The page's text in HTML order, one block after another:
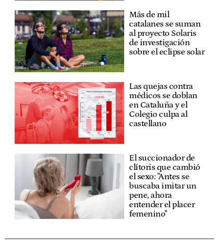
Más de mil
catalanes se suman
al proyecto Solaris
de investigación
sobre el eclipse solar
Las quejas contra
médicos se doblan
en Cataluña y el
Colegio culpa al
castellano
El succionador de
clítoris que cambió
el sexo: "Antes se
buscaba imitar un
pene, ahora
entender el placer
femenino"